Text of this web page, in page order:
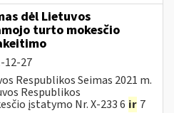
dėl Lietuvos
turto mokesčio
12-27
Respublikos Seimas 2021 m.
Respublikos
įstatymo Nr. X-233 6 ir 7